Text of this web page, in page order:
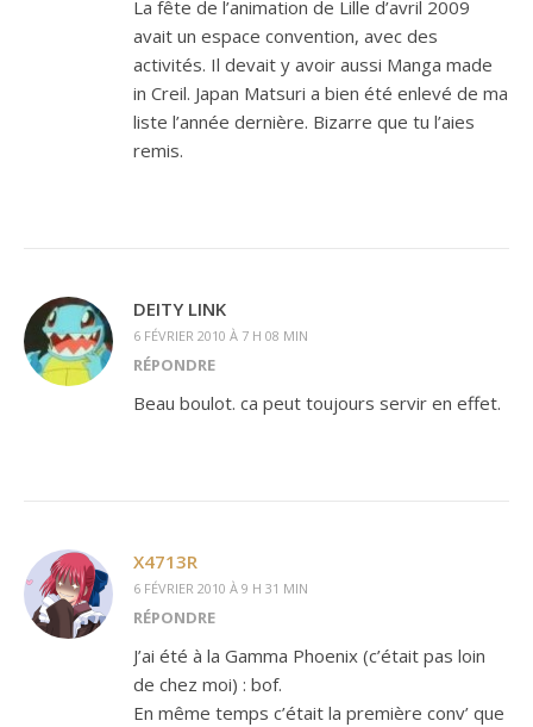
La fête de l’animation de Lille d’avril 2009
avait un espace convention, avec des
activités. Il devait y avoir aussi Manga made
in Creil. Japan Matsuri a bien été enlevé de ma
liste l’année dernière. Bizarre que tu l’aies
remis.
DEITY LINK
6 FÉVRIER 2010 À 7 H 08 MIN
RÉPONDRE
Beau boulot. ca peut toujours servir en effet.
X4713R
6 FÉVRIER 2010 À 9 H 31 MIN
RÉPONDRE
J’ai été à la Gamma Phoenix (c’était pas loin
de chez moi) : bof.
En même temps c’était la première conv’ que